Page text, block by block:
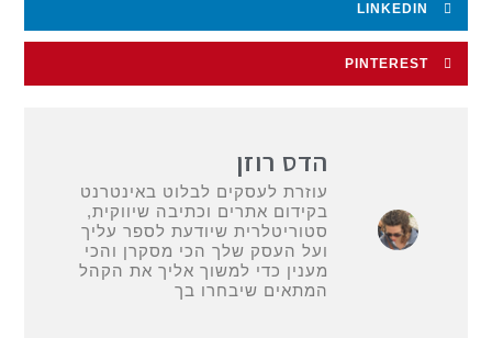
LINKEDIN
PINTEREST
הדס רוזן
עוזרת לעסקים לבלוט באינטרנט
בקידום אתרים וכתיבה שיווקית,
סטוריטלרית שיודעת לספר עליך
ועל העסק שלך הכי מסקרן והכי
מענין כדי למשוך אליך את הקהל
המתאים שיבחרו בך